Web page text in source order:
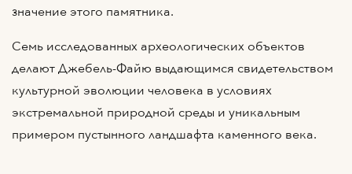
значение этого памятника.
Семь исследованных археологических объектов
делают Джебель-Файю выдающимся свидетельством
культурной эволюции человека в условиях
экстремальной природной среды и уникальным
примером пустынного ландшафта каменного века.